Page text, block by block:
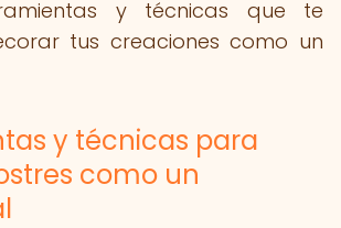
y técnicas que te
tus creaciones como un
y técnicas para
como un